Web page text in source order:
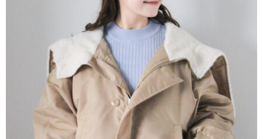
2.透過簡訊連結打開帳單後，可選擇「超商條碼／台灣大直營門市／銀行轉
帳／街口支付／iPASS MONEY」等通路繳費。
【注意事項】
1.本服務係由「台灣大哥大股份有限公司」（以下簡稱本公司）所提供，讓
用戶於交易時，得透過本服務購買商品或服務，並由商店將買賣／分期付款
買賣價金債權讓與本公司後，依約使用本公司帳單繳交帳款。
2.基於同意付款使用「大哥付你分期」之契約關係目的，商店將以您的個人
資料（包含姓名、電話或地址）提供予台灣大哥大進項蒐集、處理及利用，
由本公司與您本人進行分期帳單所需資料之確認、核對及更正。
3.完整用戶服務條款，請詳閱以下連結：
https://oppay.tw/userRule
１．於結帳方式選擇「AFTEE先享後付」後，將跳轉至「AFTEE先享後付」
結帳頁面，進行簡訊認證並確認金額後，即可完成結帳。
２．訂單成立數日內，您將收到繳費通知簡訊。
３．收到繳費通知簡訊後14天內，點擊此簡訊中的連結，可透過四大超商／
ATM／網路銀行／等多元方式進行付款，方視為交易完成。
※ 請注意：結帳手續完成當下不需立刻繳費，但若您需要取消訂單，請聯絡
購買商品的店家。未經商家同意取消之訂單仍視為有效，需透過AFTEE先享
後付繳納相關費用。
※ 交易是否成功請以「AFTEE先享後付 」之結帳頁面顯示為準，若有關於
是否繳費成功／繳費後需取消欲退款等相關疑問，請聯繫「AFTEE先享後付
客戶支援中心」https://netprotections.freshdesk.com/support/home
【注意事項】
每筆NT$60，滿NT$388(含以上)免運費
萊爾富取貨付款
每筆NT$60，滿NT$888(含以上)免運費
萊爾富純取貨
每筆NT$60，滿NT$888(含以上)免運費
7-11取貨付款